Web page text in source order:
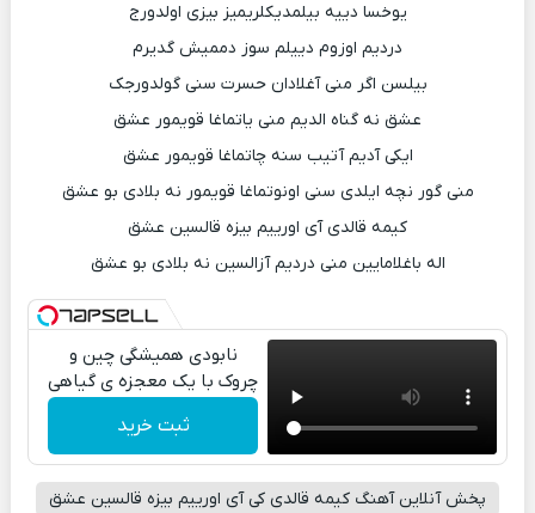
یوخسا دییه بیلمدیکلریمیز بیزی اولدورج
دردیم اوزوم دییلم سوز دممیش گدیرم
بیلسن اگر منی آغلادان حسرت سنی گولدورجک
عشق نه گناه الدیم منی یاتماغا قویمور عشق
ایکی آدیم آتیب سنه چاتماغا قویمور عشق
منی گور نچه ایلدی سنی اونوتماغا قویمور نه بلادی بو عشق
کیمه قالدی آی اورییم بیزه قالسین عشق
اله باغلامایین منی دردیم آزالسین نه بلادی بو عشق
نابودی همیشگی چین و
چروک با یک معجزه ی گیاهی
ثبت خرید
پخش آنلاین آهنگ کیمه قالدی کی آی اورییم بیزه قالسین عشق